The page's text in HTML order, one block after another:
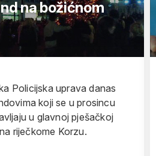
na božićnom
Policijska uprava danas
koji se u prosincu
u glavnoj pješačkoj
riječkome Korzu.